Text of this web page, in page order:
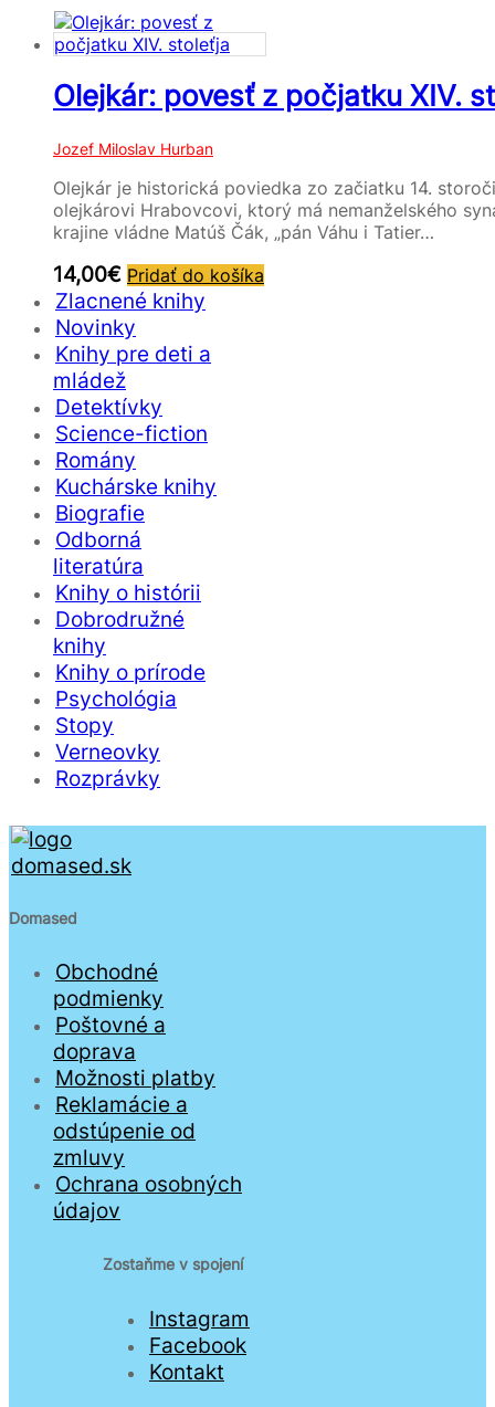
Olejkár: povesť z počjatku XIV.
Jozef Miloslav Hurban
Olejkár je historická poviedka zo začiatku 14.
olejkárovi Hrabovcovi, ktorý má nemanželského
krajine vládne Matúš Čák, „pán Váhu i Tatier…
14,00€ Pridať do košíka
Zlacnené knihy
Novinky
Knihy pre deti a
mládež
Detektívky
Science-fiction
Romány
Kuchárske knihy
Biografie
Odborná
literatúra
Knihy o histórii
Dobrodružné
knihy
Knihy o prírode
Psychológia
Stopy
Verneovky
Rozprávky
Domased
Obchodné
podmienky
Poštovné a
doprava
Možnosti platby
Reklamácie a
odstúpenie od
zmluvy
Ochrana osobných
údajov
Zostaňme v spojení
Instagram
Facebook
Kontakt